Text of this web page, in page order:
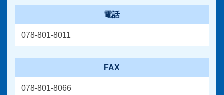
電話
078-801-8011
FAX
078-801-8066